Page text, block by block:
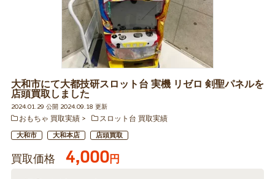
大和市にて大都技研スロット台 実機 リゼロ 剣聖パネルを
店頭買取しました
2024.01.29 公開 2024.09.18 更新
おもちゃ 買取実績
スロット台 買取実績
大和市 大和本店 店頭買取
買取価格 4,000円